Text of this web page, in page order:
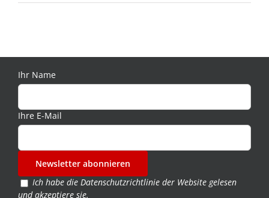
Ihr Name
Ihre E-Mail
Ich habe die Datenschutzrichtlinie der Website gelesen
und akzeptiere sie.